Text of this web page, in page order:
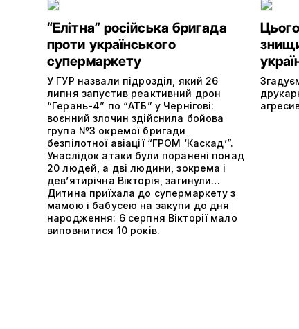
“Елітна” російська бригада
проти українського
супермаркету
У ГУР назвали підрозділ, який 26
липня запустив реактивний дрон
“Герань-4” по “АТБ” у Чернігові:
воєнний злочин здійснила бойова
група №3 окремої бригади
безпілотної авіації “ГРОМ ‘Каскад’”.
Унаслідок атаки були поранені понад
20 людей, а дві людини, зокрема і
дев’ятирічна Вікторія, загинули…
Дитина приїхала до супермаркету з
мамою і бабусею на закупи до дня
народження: 6 серпня Вікторії мало
виповнитися 10 років.